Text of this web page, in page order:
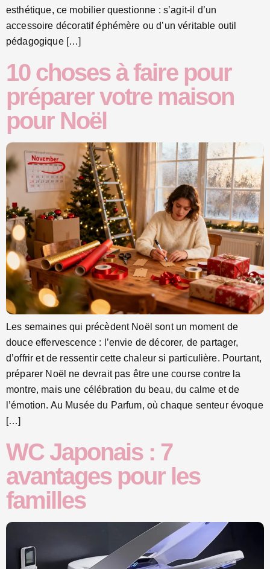
esthétique, ce mobilier questionne : s’agit-il d’un
accessoire décoratif éphémère ou d’un véritable outil
pédagogique […]
10 choses à faire pour
préparer votre maison
pour Noël
Les semaines qui précèdent Noël sont un moment de
douce effervescence : l’envie de décorer, de partager,
d’offrir et de ressentir cette chaleur si particulière. Pourtant,
préparer Noël ne devrait pas être une course contre la
montre, mais une célébration du beau, du calme et de
l’émotion. Au Musée du Parfum, où chaque senteur évoque
[…]
WC Japonais : 7
avantages pour les
familles